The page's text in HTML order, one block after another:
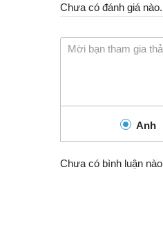
Chưa có đánh giá nào.
Anh
Chưa có bình luận nào